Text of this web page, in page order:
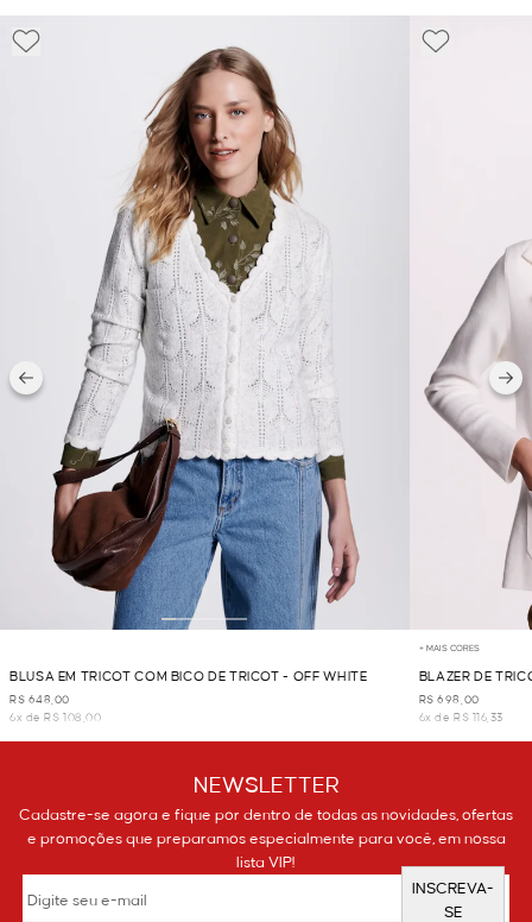
BLUSA EM TRICOT COM BICO DE TRICOT - OFF WHITE
R$ 648,00
6x de R$ 108,00
+ MAIS CORES
BLAZER DE
R$ 698,00
6x de R$ 116,33
NEWSLETTER
Cadastre-se agora e fique por dentro de todas as novidades, ofertas
e promoções que preparamos especialmente para você, em nossa
lista VIP!
INSCREVA-
SE